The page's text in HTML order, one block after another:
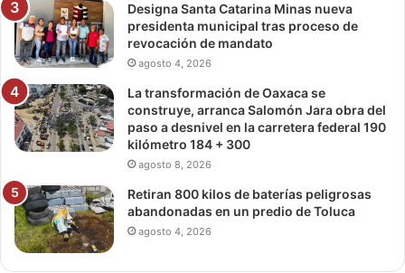
Designa Santa Catarina Minas nueva
presidenta municipal tras proceso de
revocación de mandato
agosto 4, 2026
La transformación de Oaxaca se
construye, arranca Salomón Jara obra del
paso a desnivel en la carretera federal 190
kilómetro 184 + 300
agosto 8, 2026
Retiran 800 kilos de baterías peligrosas
abandonadas en un predio de Toluca
agosto 4, 2026